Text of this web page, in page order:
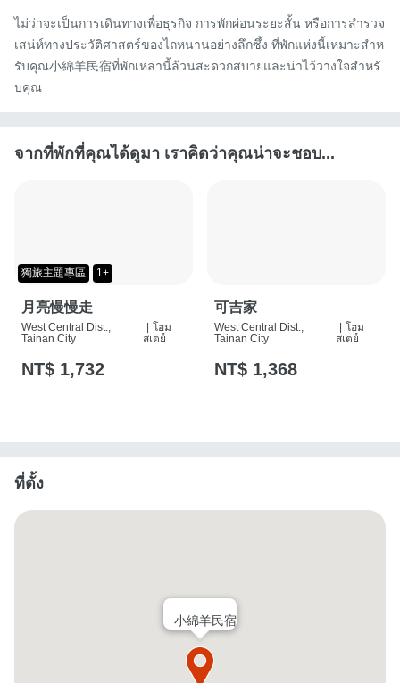
ไม่ว่าจะเป็นการเดินทางเพื่อธุรกิจ การพักผ่อนระยะสั้น หรือการสำรวจ
เสน่ห์ทางประวัติศาสตร์ของไถหนานอย่างลึกซึ้ง ที่พักแห่งนี้เหมาะสำห
รับคุณ小綿羊民宿ที่พักเหล่านี้ล้วนสะดวกสบายและน่าไว้วางใจสำหรั
บคุณ
จากที่พักที่คุณได้ดูมา เราคิดว่าคุณน่าจะชอบ...
獨旅主題專區 1+
月亮慢慢走
West Central Dist.,
Tainan City
| โฮม
สเตย์
NT$ 1,732
可吉家
West Central Dist.,
Tainan City
| โฮม
สเตย์
NT$ 1,368
ที่ตั้ง
小綿羊民宿